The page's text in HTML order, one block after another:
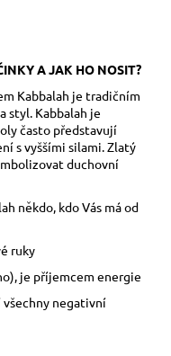
A JAK HO NOSIT?
Kabbalah je tradičním
styl. Kabbalah je
často představují
s vyššími silami. Zlatý
duchovní
někdo, kdo Vás má od
ruky
je příjemcem energie
všechny negativní